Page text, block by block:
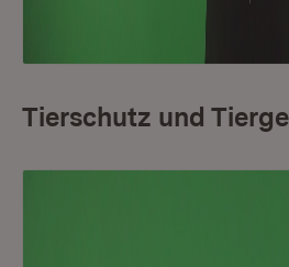
Tierschutz und